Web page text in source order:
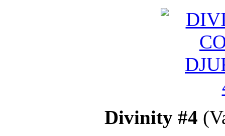
Divinity #4